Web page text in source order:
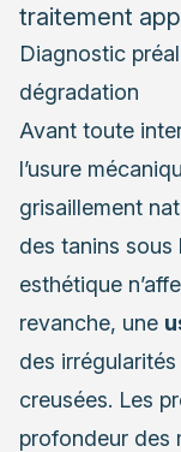
traitement
Diagnostic
dégradation
Avant toute
l’usure
grisaillement
des tanins sous
esthétique
revanche, une
des
creusées. Les
profondeur des